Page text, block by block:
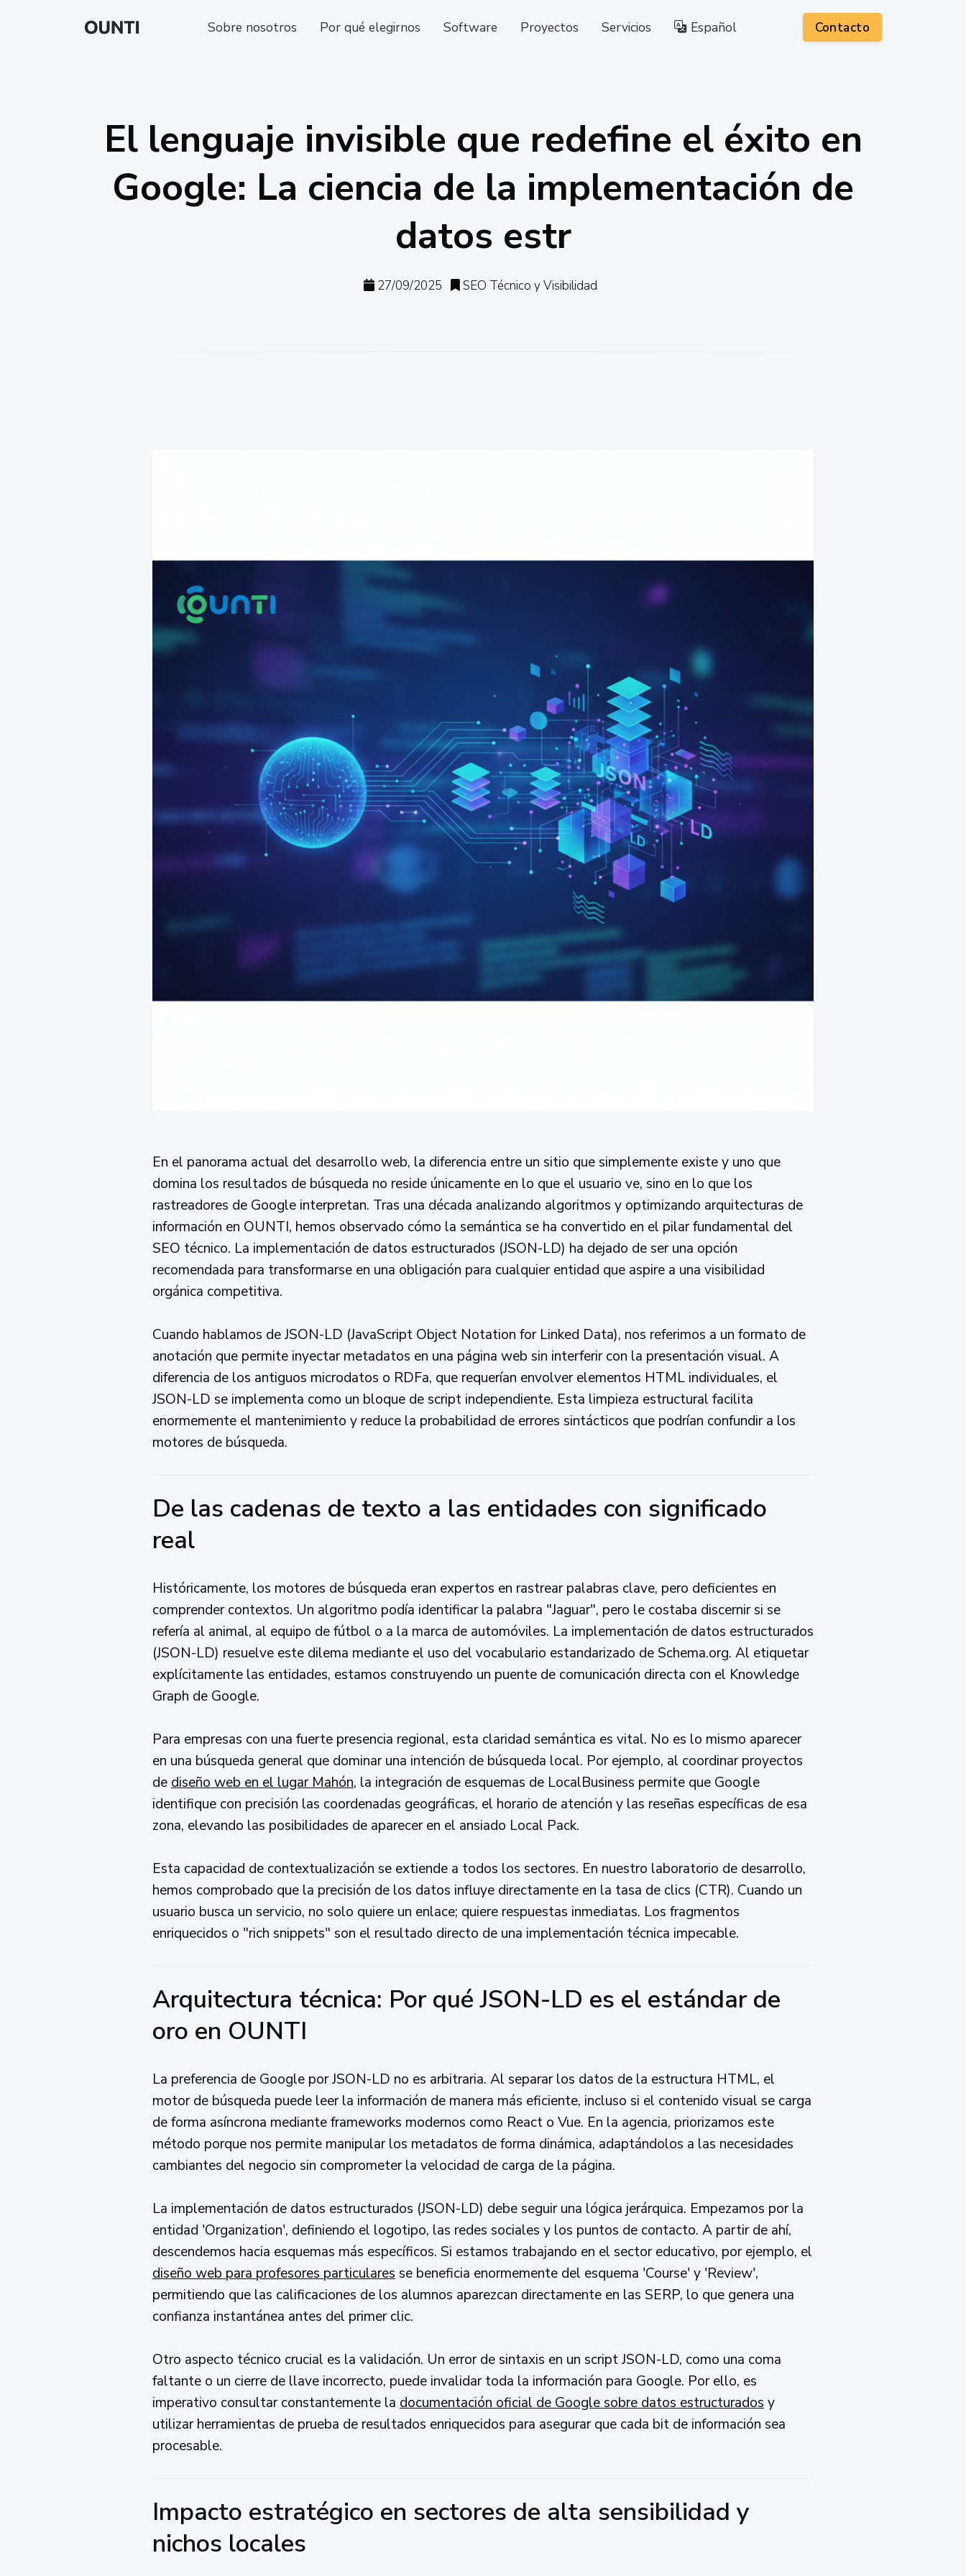
Sobre nosotros Por qué elegirnos Software Proyectos Servicios Español Contacto
El lenguaje invisible que redefine el éxito en
Google: La ciencia de la implementación de
datos estr
27/09/2025 SEO Técnico y Visibilidad
En el panorama actual del desarrollo web, la diferencia entre un sitio que simplemente existe y uno que
domina los resultados de búsqueda no reside únicamente en lo que el usuario ve, sino en lo que los
rastreadores de Google interpretan. Tras una década analizando algoritmos y optimizando arquitecturas de
información en OUNTI, hemos observado cómo la semántica se ha convertido en el pilar fundamental del
SEO técnico. La implementación de datos estructurados (JSON-LD) ha dejado de ser una opción
recomendada para transformarse en una obligación para cualquier entidad que aspire a una visibilidad
orgánica competitiva.
Cuando hablamos de JSON-LD (JavaScript Object Notation for Linked Data), nos referimos a un formato de
anotación que permite inyectar metadatos en una página web sin interferir con la presentación visual. A
diferencia de los antiguos microdatos o RDFa, que requerían envolver elementos HTML individuales, el
JSON-LD se implementa como un bloque de script independiente. Esta limpieza estructural facilita
enormemente el mantenimiento y reduce la probabilidad de errores sintácticos que podrían confundir a los
motores de búsqueda.
De las cadenas de texto a las entidades con significado
real
Históricamente, los motores de búsqueda eran expertos en rastrear palabras clave, pero deficientes en
comprender contextos. Un algoritmo podía identificar la palabra "Jaguar", pero le costaba discernir si se
refería al animal, al equipo de fútbol o a la marca de automóviles. La implementación de datos estructurados
(JSON-LD) resuelve este dilema mediante el uso del vocabulario estandarizado de Schema.org. Al etiquetar
explícitamente las entidades, estamos construyendo un puente de comunicación directa con el Knowledge
Graph de Google.
Para empresas con una fuerte presencia regional, esta claridad semántica es vital. No es lo mismo aparecer
en una búsqueda general que dominar una intención de búsqueda local. Por ejemplo, al coordinar proyectos
de diseño web en el lugar Mahón, la integración de esquemas de LocalBusiness permite que Google
identifique con precisión las coordenadas geográficas, el horario de atención y las reseñas específicas de esa
zona, elevando las posibilidades de aparecer en el ansiado Local Pack.
Esta capacidad de contextualización se extiende a todos los sectores. En nuestro laboratorio de desarrollo,
hemos comprobado que la precisión de los datos influye directamente en la tasa de clics (CTR). Cuando un
usuario busca un servicio, no solo quiere un enlace; quiere respuestas inmediatas. Los fragmentos
enriquecidos o "rich snippets" son el resultado directo de una implementación técnica impecable.
Arquitectura técnica: Por qué JSON-LD es el estándar de
oro en OUNTI
La preferencia de Google por JSON-LD no es arbitraria. Al separar los datos de la estructura HTML, el
motor de búsqueda puede leer la información de manera más eficiente, incluso si el contenido visual se carga
de forma asíncrona mediante frameworks modernos como React o Vue. En la agencia, priorizamos este
método porque nos permite manipular los metadatos de forma dinámica, adaptándolos a las necesidades
cambiantes del negocio sin comprometer la velocidad de carga de la página.
La implementación de datos estructurados (JSON-LD) debe seguir una lógica jerárquica. Empezamos por la
entidad 'Organization', definiendo el logotipo, las redes sociales y los puntos de contacto. A partir de ahí,
descendemos hacia esquemas más específicos. Si estamos trabajando en el sector educativo, por ejemplo, el
diseño web para profesores particulares se beneficia enormemente del esquema 'Course' y 'Review',
permitiendo que las calificaciones de los alumnos aparezcan directamente en las SERP, lo que genera una
confianza instantánea antes del primer clic.
Otro aspecto técnico crucial es la validación. Un error de sintaxis en un script JSON-LD, como una coma
faltante o un cierre de llave incorrecto, puede invalidar toda la información para Google. Por ello, es
imperativo consultar constantemente la documentación oficial de Google sobre datos estructurados y
utilizar herramientas de prueba de resultados enriquecidos para asegurar que cada bit de información sea
procesable.
Impacto estratégico en sectores de alta sensibilidad y
nichos locales